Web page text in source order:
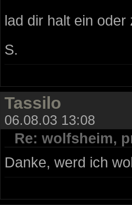
lad dir halt ein
S.
Tassilo
06.08.03 13:08
Re: wolfsheim,
Danke, werd ich